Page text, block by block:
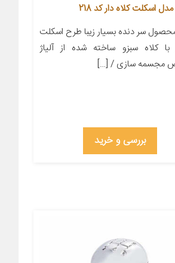
اسکلت کلاه دار کد 218
سر دنده بسیار زیبا طرح اسکلت
با کلاه سبزو ساخته شده از آلیاژ
مجسمه سازی / […]
بررسی و خرید